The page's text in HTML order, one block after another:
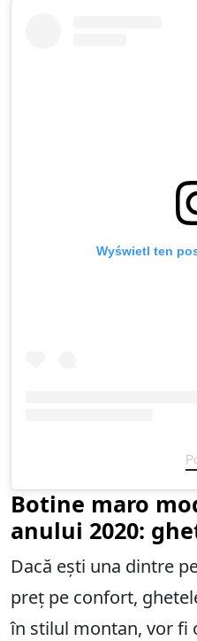
Wyświetl ten
Botine maro
anului 2020:
Dacă ești una dintre
preț pe confort,
în stilul montan, vor fi